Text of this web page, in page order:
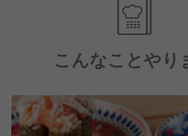
当たり前のことかもしれませんが、し
ことで風通しのいい良好な人間関係が
【成果に応じて給与アップ】
いモチベーションを保ちながらスキ
す。
こんなことやり